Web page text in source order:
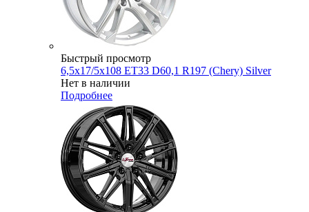
Быстрый просмотр
6,5x17/5x108 ET33 D60,1 R197 (Chery) Silver
Нет в наличии
Подробнее